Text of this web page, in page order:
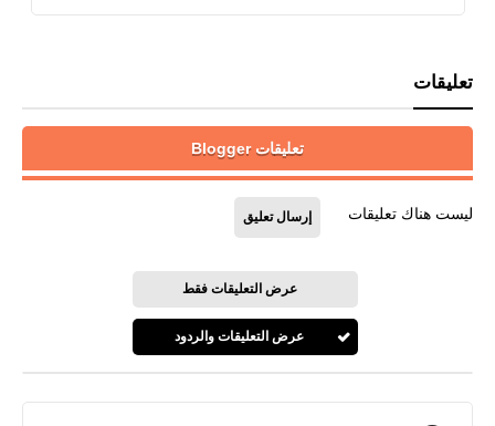
تعليقات
تعليقات Blogger
ليست هناك تعليقات إرسال تعليق
عرض التعليقات فقط
عرض التعليقات والردود